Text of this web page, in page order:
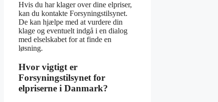
Hvis du har klager over dine elpriser,
kan du kontakte Forsyningstilsynet.
De kan hjælpe med at vurdere din
klage og eventuelt indgå i en dialog
med elselskabet for at finde en
løsning.
Hvor vigtigt er
Forsyningstilsynet for
elpriserne i Danmark?